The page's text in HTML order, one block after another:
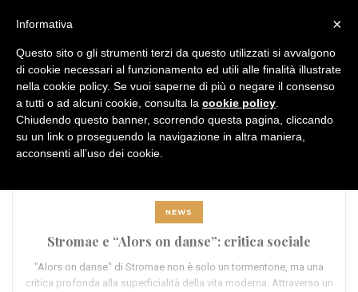
TAG: entertainment
NEWS
Stromae e “Alors on danse”: critica sociale
"Alors on danse" di Stromae non è solo un tormentone, ma una
critica profonda alla superficialità della vita moderna. Attraverso un
×
Informativa
Questo sito o gli strumenti terzi da questo utilizzati si avvalgono
di cookie necessari al funzionamento ed utili alle finalità illustrate
nella cookie policy. Se vuoi saperne di più o negare il consenso
a tutti o ad alcuni cookie, consulta la cookie policy
Chiudendo questo banner, scorrendo questa pagina, cliccando
su un link o proseguendo la navigazione in altra maniera,
acconsenti all’uso dei cookie.